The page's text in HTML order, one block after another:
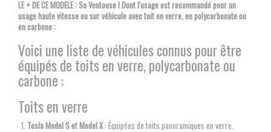
LE + DE CE MODELE : Sa Ventouse ! Dont l'usage est recommandé pour un
usage haute vitesse ou sur véhicule avec toit en verre, en polycarbonate ou
en carbone :
Voici une liste de véhicules connus pour être
équipés de toits en verre, polycarbonate ou
carbone :
Toits en verre
Tesla Model S et Model X: Équipées de toits panoramiques en verre.